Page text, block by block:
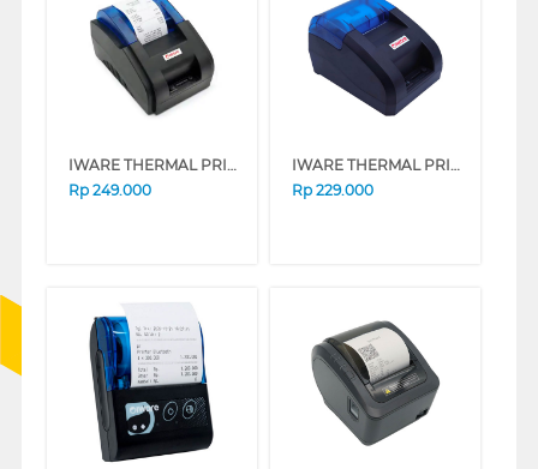
IWARE THERMAL PRINTER KASIR 58MM C-58BT
Rp 249.000
IWARE THERMAL PRINTER KASIR C-58XS
Rp 229.000